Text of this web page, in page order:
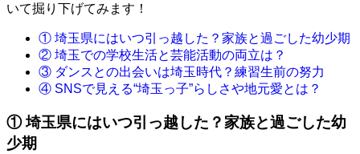
いて掘り下げてみます！
① 埼玉県にはいつ引っ越した？家族と過ごした幼少期
② 埼玉での学校生活と芸能活動の両立は？
③ ダンスとの出会いは埼玉時代？練習生前の努力
④ SNSで見える“埼玉っ子”らしさや地元愛とは？
① 埼玉県にはいつ引っ越した？家族と過ごした幼
少期